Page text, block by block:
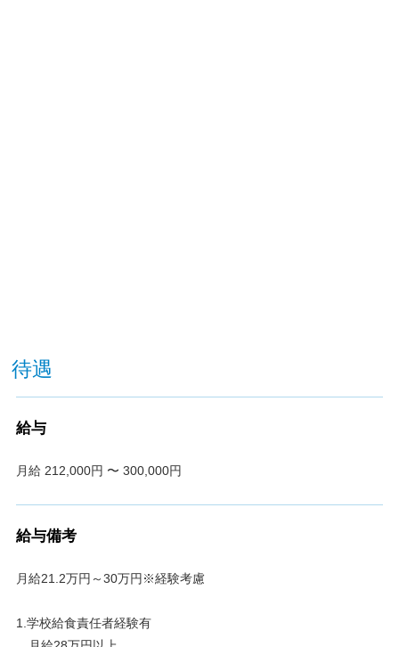
待遇
給与
月給 212,000円 〜 300,000円
給与備考
月給21.2万円～30万円※経験考慮
1.学校給食責任者経験有